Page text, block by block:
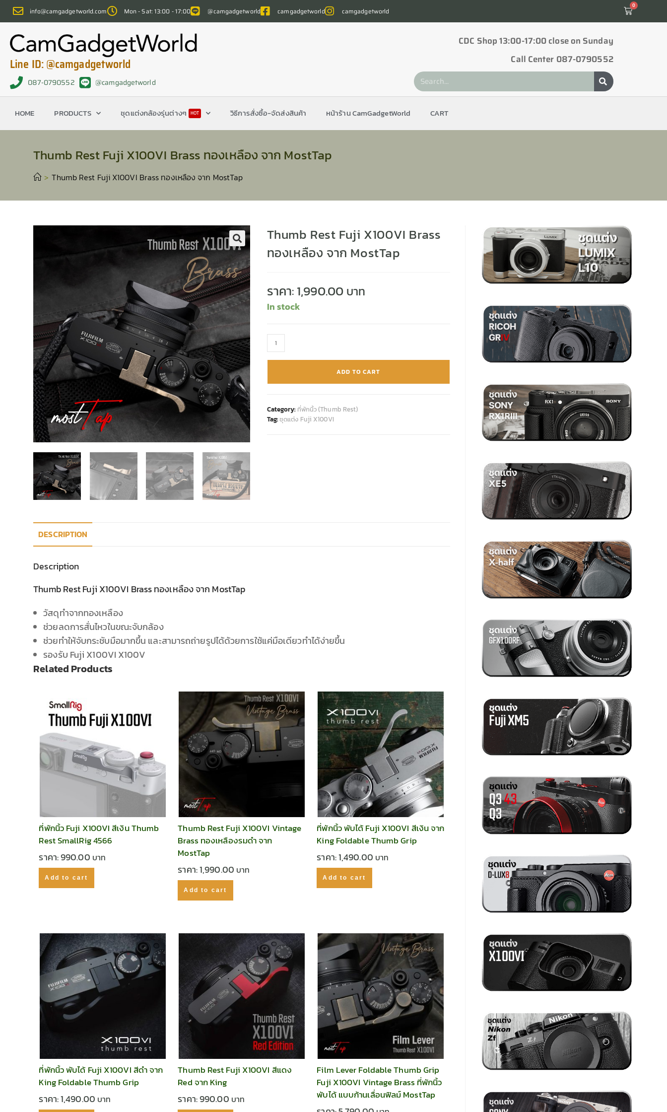
info@camgadgetworld.com Mon - Sat: 13:00 - 17:00 @camgadgetworld camgadgetworld camgadgetworld
0
Line ID: @camgadgetworld
087-0790552 @camgadgetworld
CDC Shop 13:00-17:00 close on Sunday
Call Center 087-0790552
HOME PRODUCTS ชุดแต่งกล้องรุ่นต่างๆ HOT วิธีการสั่งซื้อ-จัดส่งสินค้า หน้าร้าน CamGadgetWorld CART
Thumb Rest Fuji X100VI Brass ทองเหลือง จาก MostTap
> Thumb Rest Fuji X100VI Brass ทองเหลือง จาก MostTap
🔍
Thumb Rest Fuji X100VI Brass
ทองเหลือง จาก MostTap
ราคา:1,990.00
In stock
ADD TO CART
Category: ที่พักนิ้ว (Thumb Rest)
Tag:ชุดแต่ง Fuji X100VI
DESCRIPTION
Description
Thumb Rest Fuji X100VI Brass ทองเหลือง จาก MostTap
วัสดุทำจากทองเหลือง
ช่วยลดการสั่นไหวในขณะจับกล้อง
ช่วยทำให้จับกระชับมือมากขึ้น และสามารถถ่ายรูปได้ด้วยการใช้แค่มือเดียวทำได้ง่ายขึ้น
รองรับ Fuji X100VI X100V
Related Products
ที่พักนิ้ว Fuji X100VI สีเงิน Thumb
Rest SmallRig 4566
ราคา:990.00
Add to cart
Thumb Rest Fuji X100VI Vintage
Brass ทองเหลืองรมดำ จาก
MostTap
ราคา:1,990.00
Add to cart
ที่พักนิ้ว พับได้ Fuji X100VI สีเงิน จาก
King Foldable Thumb Grip
ราคา:1,490.00
Add to cart
ที่พักนิ้ว พับได้ Fuji X100VI สีดำ จาก
King Foldable Thumb Grip
ราคา:1,490.00
Thumb Rest Fuji X100VI สีแดง
Red จาก King
ราคา:990.00
Film Lever Foldable Thumb Grip
Fuji X100VI Vintage Brass ที่พักนิ้ว
พับได้ แบบก้านเลื่อนฟิลม์ MostTap